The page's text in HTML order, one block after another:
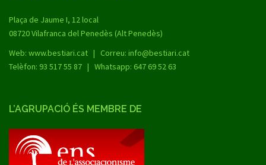
Plaça de Jaume I, 12 local
08720 Vilafranca del Penedès (Alt Penedès)
Web: www.bestiari.cat | Correu: info@bestiari.cat
Telèfon: 93 517 55 87 | Whatsapp: 647 69 52 63
L’AGRUPACIÓ ÉS MEMBRE DE